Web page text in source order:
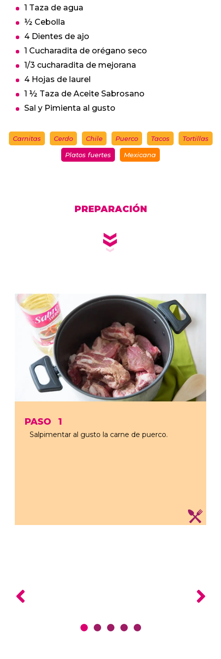
1 Taza de agua
½ Cebolla
4 Dientes de ajo
1 Cucharadita de orégano seco
1/3 cucharadita de mejorana
4 Hojas de laurel
1 ½ Taza de Aceite Sabrosano
Sal y Pimienta al gusto
Carnitas Cerdo Chile Puerco Tacos Tortillas
Platos fuertes Mexicana
PREPARACIÓN
PASO 1
Salpimentar al gusto la carne de puerco.